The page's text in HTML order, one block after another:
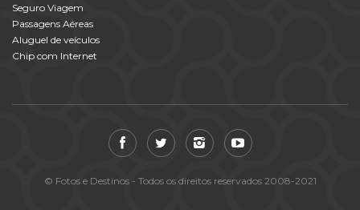
Seguro Viagem
Passagens Aéreas
Aluguel de veículos
Chip com Internet
© Fotos e Destinos - Todos os direitos reservados 2008-2021